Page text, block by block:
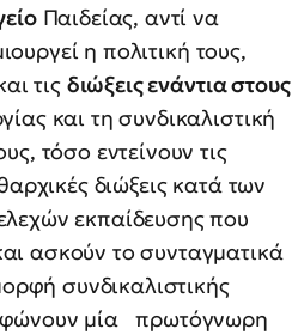
Παιδείας, αντί να
η πολιτική τους,
τις διώξεις ενάντια στους
και τη συνδικαλιστική
τόσο εντείνουν τις
διώξεις κατά των
εκπαίδευσης που
ασκούν το συνταγματικά
συνδικαλιστικής
μία πρωτόγνωρη